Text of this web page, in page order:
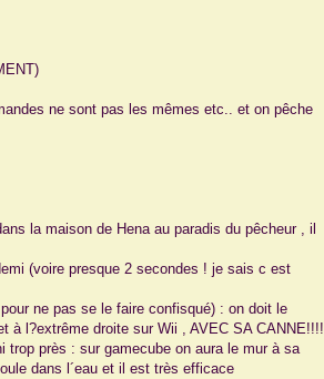
ne sont pas les mêmes etc.. et on pêche
la maison de Hena au paradis du pêcheur , il
(voire presque 2 secondes ! je sais c est
ne pas se le faire confisqué) : on doit le
à l?extrême droite sur Wii , AVEC SA CANNE!!!!
trop près : sur gamecube on aura le mur à sa
dans l´eau et il est très efficace